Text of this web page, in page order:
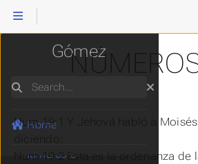
Num 19:1 Y Jehová habló a
diciendo:
Num 19:2 Esta es
la ordenanza de
Reina Valera
Gómez
Search
Home
Génesis
Números 1
Números 3
Números 4
Números 5